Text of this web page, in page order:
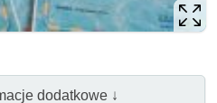
dodatkowe ↓